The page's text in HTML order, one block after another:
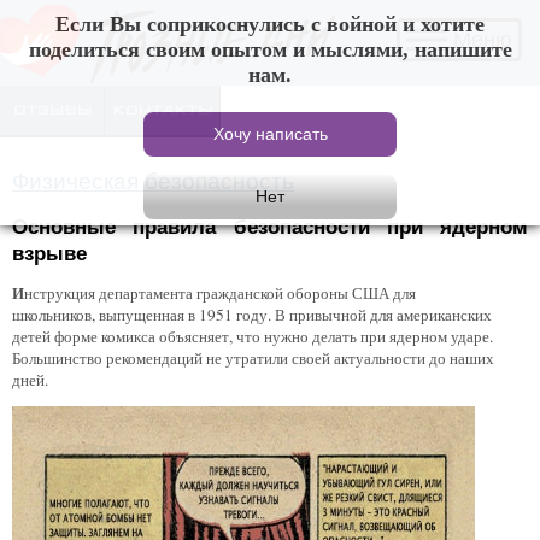
Если Вы соприкоснулись с войной и хотите
поделиться своим опытом и мыслями, напишите
нам.
Физическая безопасность
Основные правила безопасности при ядерном
взрыве
Инструкция департамента гражданской обороны США для
школьников, выпущенная в 1951 году. В привычной для американских
детей форме комикса объясняет, что нужно делать при ядерном ударе.
Большинство рекомендаций не утратили своей актуальности до наших
дней.